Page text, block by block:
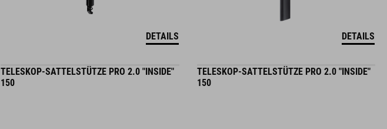
DETAILS DETAILS
TELESKOP-SATTELSTÜTZE PRO 2.0 "INSIDE"
150
TELESKOP-SATTELSTÜTZE PRO 2.0 "INSIDE"
150